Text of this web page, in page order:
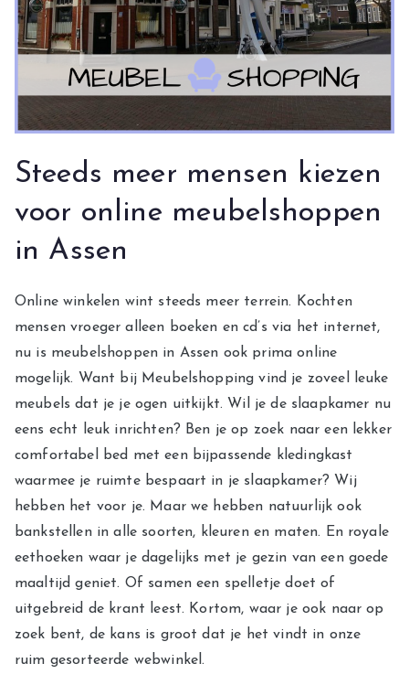
Steeds meer mensen kiezen
voor online meubelshoppen
in Assen
Online winkelen wint steeds meer terrein. Kochten
mensen vroeger alleen boeken en cd’s via het internet,
nu is meubelshoppen in Assen ook prima online
mogelijk. Want bij Meubelshopping vind je zoveel leuke
meubels dat je je ogen uitkijkt. Wil je de slaapkamer nu
eens echt leuk inrichten? Ben je op zoek naar een lekker
comfortabel bed met een bijpassende kledingkast
waarmee je ruimte bespaart in je slaapkamer? Wij
hebben het voor je. Maar we hebben natuurlijk ook
bankstellen in alle soorten, kleuren en maten. En royale
eethoeken waar je dagelijks met je gezin van een goede
maaltijd geniet. Of samen een spelletje doet of
uitgebreid de krant leest. Kortom, waar je ook naar op
zoek bent, de kans is groot dat je het vindt in onze
ruim gesorteerde webwinkel.